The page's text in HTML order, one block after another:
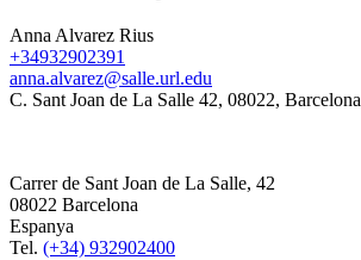
Anna Alvarez Rius
+34932902391
anna.alvarez@salle.url.edu
C. Sant Joan de La Salle 42, 08022, Barcelona
Carrer de Sant Joan de La Salle, 42
08022 Barcelona
Espanya
Tel. (+34) 932902400